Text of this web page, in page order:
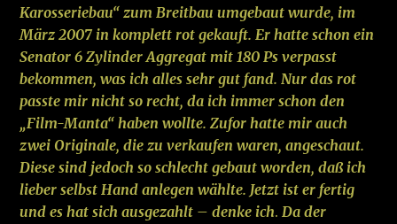
Karosseriebau“ zum Breitbau umgebaut wurde, im
März 2007 in komplett rot gekauft. Er hatte schon ein
Senator 6 Zylinder Aggregatmit 180 Psverpasst
bekommen, was ich alles sehr gut fand. Nur das rot
passte mir nicht so recht, da ich immer schon den
„Film-Manta“ haben wollte. Zufor hatte mir auch
zwei Originale, die zu verkaufen waren, angeschaut.
Diese sind jedoch so schlecht gebaut worden, daß ich
lieber selbst Hand anlegen wählte. Jetzt ist er fertig
und es hat sich ausgezahlt – denke ich.Da der